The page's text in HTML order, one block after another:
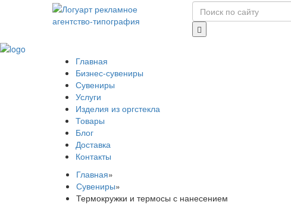
Главная
Бизнес-сувениры
Сувениры
Услуги
Изделия из оргстекла
Товары
Блог
Доставка
Контакты
Главная»
Сувениры»
Термокружки и термосы с нанесением